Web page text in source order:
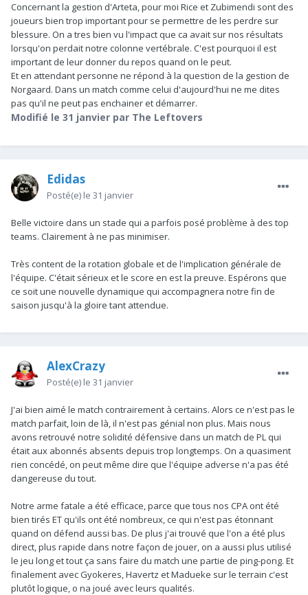
Concernant la gestion d'Arteta, pour moi Rice et Zubimendi sont des
joueurs bien trop important pour se permettre de les perdre sur
blessure. On a tres bien vu l'impact que ca avait sur nos résultats
lorsqu'on perdait notre colonne vertébrale. C'est pourquoi il est
important de leur donner du repos quand on le peut.
Et en attendant personne ne répond à la question de la gestion de
Norgaard. Dans un match comme celui d'aujourd'hui ne me dites
pas qu'il ne peut pas enchainer et démarrer.
Modifié le 31 janvier par The Leftovers
Edidas
Posté(e) le 31 janvier
Belle victoire dans un stade qui a parfois posé problème à des top
teams. Clairement à ne pas minimiser.
Très content de la rotation globale et de l'implication générale de
l'équipe. C'était sérieux et le score en est la preuve. Espérons que
ce soit une nouvelle dynamique qui accompagnera notre fin de
saison jusqu'à la gloire tant attendue.
AlexCrazy
Posté(e) le 31 janvier
J'ai bien aimé le match contrairement à certains. Alors ce n'est pas le
match parfait, loin de là, il n'est pas génial non plus. Mais nous
avons retrouvé notre solidité défensive dans un match de PL qui
était aux abonnés absents depuis trop longtemps. On a quasiment
rien concédé, on peut même dire que l'équipe adverse n'a pas été
dangereuse du tout.
Notre arme fatale a été efficace, parce que tous nos CPA ont été
bien tirés ET qu'ils ont été nombreux, ce qui n'est pas étonnant
quand on défend aussi bas. De plus j'ai trouvé que l'on a été plus
direct, plus rapide dans notre façon de jouer, on a aussi plus utilisé
le jeu long et tout ça sans faire du match une partie de ping-pong. Et
finalement avec Gyokeres, Havertz et Madueke sur le terrain c'est
plutôt logique, o na joué avec leurs qualités.